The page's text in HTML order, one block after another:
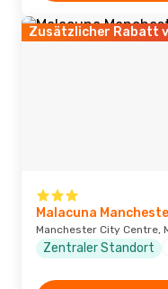
Zusätzlicher Rabatt
Malacuna
Manchester City Centre,
Zentraler Standort